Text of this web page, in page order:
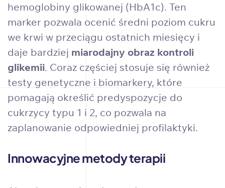
hemoglobiny glikowanej (HbA1c). Ten
marker pozwala ocenić średni poziom cukru
we krwi w przeciągu ostatnich miesięcy i
daje bardziej miarodajny obraz kontroli
glikemii. Coraz częściej stosuje się również
testy genetyczne i biomarkery, które
pomagają określić predyspozycje do
cukrzycy typu 1 i 2, co pozwala na
zaplanowanie odpowiedniej profilaktyki.
Innowacyjne metody terapii